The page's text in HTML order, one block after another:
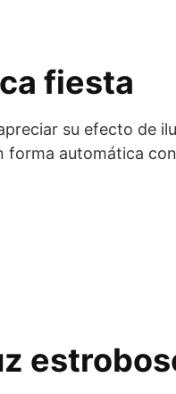
fiesta
su efecto de
automática